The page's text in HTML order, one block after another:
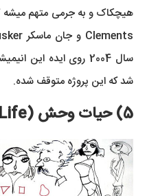
شد که این پروژه متوقف شده.
5) حیات وحش (Wild Life)